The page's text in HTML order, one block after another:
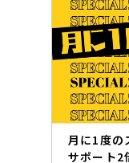
月に1度の
サポート2